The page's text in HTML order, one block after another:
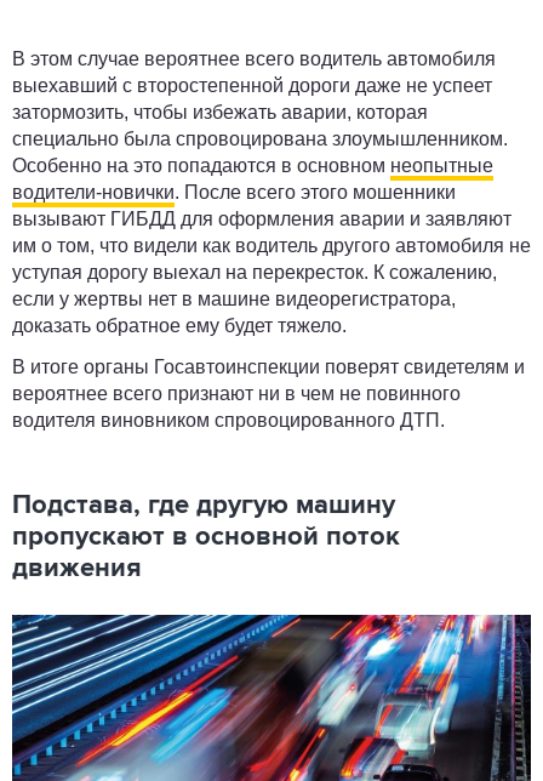
В этом случае вероятнее всего водитель автомобиля
выехавший с второстепенной дороги даже не успеет
затормозить, чтобы избежать аварии, которая
специально была спровоцирована злоумышленником.
Особенно на это попадаются в основном неопытные
водители-новички. После всего этого мошенники
вызывают ГИБДД для оформления аварии и заявляют
им о том, что видели как водитель другого автомобиля не
уступая дорогу выехал на перекресток. К сожалению,
если у жертвы нет в машине видеорегистратора,
доказать обратное ему будет тяжело.
В итоге органы Госавтоинспекции поверят свидетелям и
вероятнее всего признают ни в чем не повинного
водителя виновником спровоцированного ДТП.
Подстава, где другую машину
пропускают в основной поток
движения